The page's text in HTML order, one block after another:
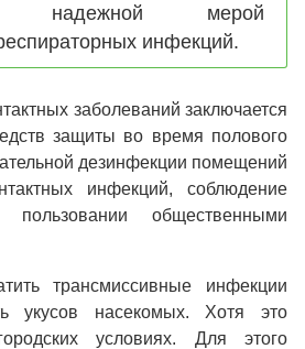
надежной мерой
инфекций.
заболеваний заключается
защиты во время полового
дезинфекции помещений
инфекций, соблюдение
пользовании общественными
трансмиссивные инфекции
укусов насекомых. Хотя это
условиях. Для этого